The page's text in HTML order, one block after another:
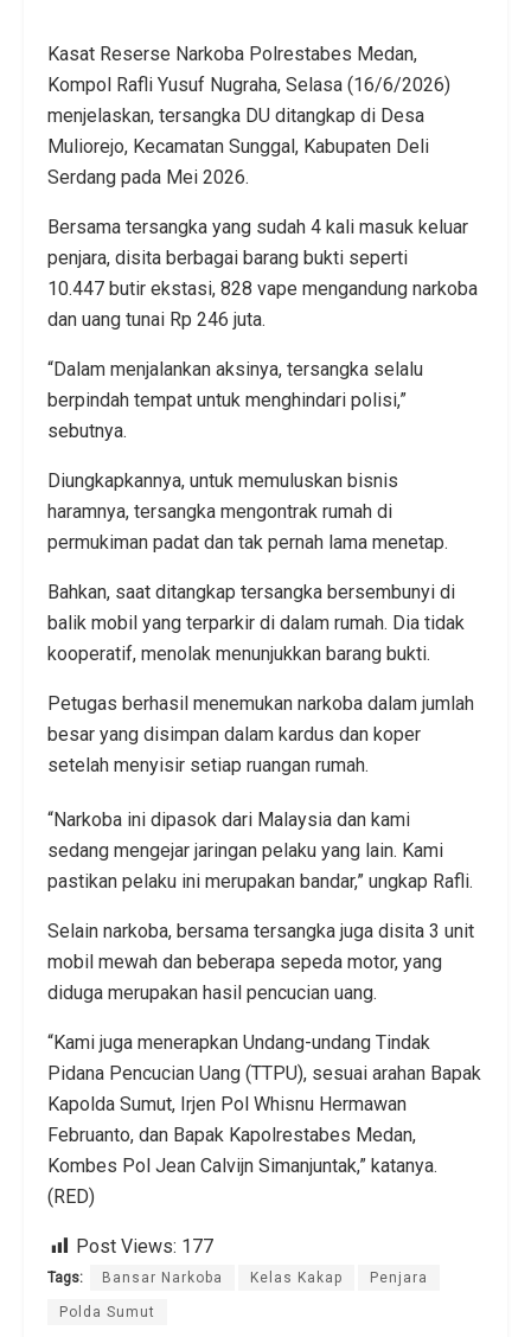
Kasat Reserse Narkoba Polrestabes Medan,
Kompol Rafli Yusuf Nugraha, Selasa (16/6/2026)
menjelaskan, tersangka DU ditangkap di Desa
Muliorejo, Kecamatan Sunggal, Kabupaten Deli
Serdang pada Mei 2026.
Bersama tersangka yang sudah 4 kali masuk keluar
penjara, disita berbagai barang bukti seperti
10.447 butir ekstasi, 828 vape mengandung narkoba
dan uang tunai Rp 246 juta.
“Dalam menjalankan aksinya, tersangka selalu
berpindah tempat untuk menghindari polisi,”
sebutnya.
Diungkapkannya, untuk memuluskan bisnis
haramnya, tersangka mengontrak rumah di
permukiman padat dan tak pernah lama menetap.
Bahkan, saat ditangkap tersangka bersembunyi di
balik mobil yang terparkir di dalam rumah. Dia tidak
kooperatif, menolak menunjukkan barang bukti.
Petugas berhasil menemukan narkoba dalam jumlah
besar yang disimpan dalam kardus dan koper
setelah menyisir setiap ruangan rumah.
“Narkoba ini dipasok dari Malaysia dan kami
sedang mengejar jaringan pelaku yang lain. Kami
pastikan pelaku ini merupakan bandar,” ungkap Rafli.
Selain narkoba, bersama tersangka juga disita 3 unit
mobil mewah dan beberapa sepeda motor, yang
diduga merupakan hasil pencucian uang.
“Kami juga menerapkan Undang-undang Tindak
Pidana Pencucian Uang (TTPU), sesuai arahan Bapak
Kapolda Sumut, Irjen Pol Whisnu Hermawan
Februanto, dan Bapak Kapolrestabes Medan,
Kombes Pol Jean Calvijn Simanjuntak,” katanya.
(RED)
Post Views: 177
Tags: Bansar Narkoba Kelas Kakap Penjara
Polda Sumut